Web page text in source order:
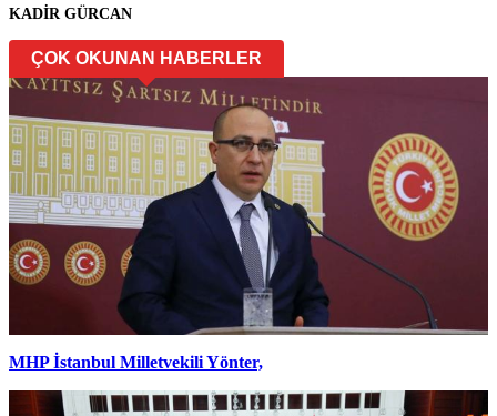
KADİR GÜRCAN
ÇOK OKUNAN HABERLER
MHP İstanbul Milletvekili Yönter,